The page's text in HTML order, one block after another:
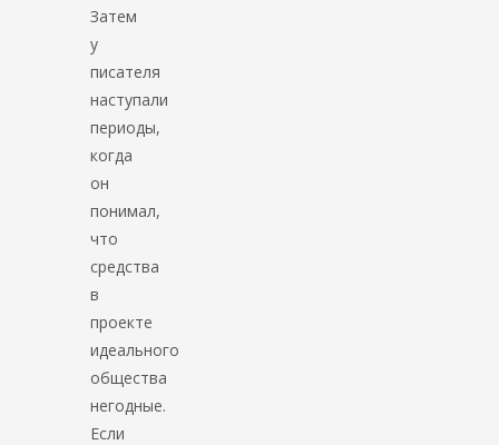
Затем
у
писателя
наступали
периоды,
когда
он
понимал,
что
средства
в
проекте
идеального
общества
негодные.
Если